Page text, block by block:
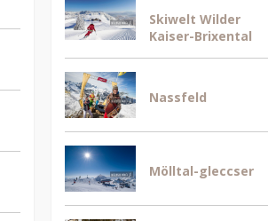
Skiwelt Wilder
Kaiser-Brixental
Nassfeld
Mölltal-gleccser